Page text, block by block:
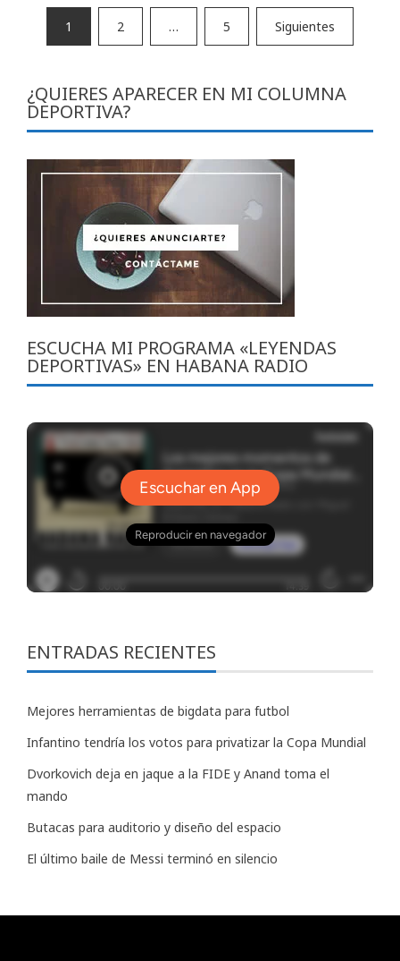
Paginación
de
entradas
1 2 … 5 Siguientes
¿QUIERES APARECER EN MI COLUMNA
DEPORTIVA?
ESCUCHA MI PROGRAMA «LEYENDAS
DEPORTIVAS» EN HABANA RADIO
ENTRADAS RECIENTES
Mejores herramientas de bigdata para futbol
Infantino tendría los votos para privatizar la Copa Mundial
Dvorkovich deja en jaque a la FIDE y Anand toma el
mando
Butacas para auditorio y diseño del espacio
El último baile de Messi terminó en silencio